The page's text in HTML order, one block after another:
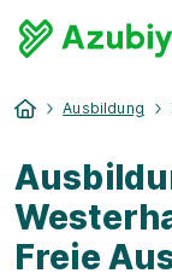
Ausbildung
Freie